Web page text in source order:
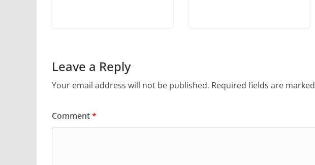
Leave a Reply
Your email address will not be published. Required fields are marked
Comment*